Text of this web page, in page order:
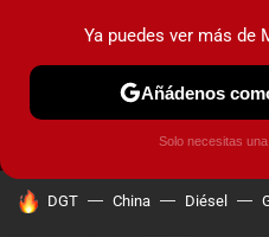
MENÚ
COCHES
HOY SE HABLA DE
DGT China Diésel
Ya puedes ver más de
Añádenos
Solo necesitas